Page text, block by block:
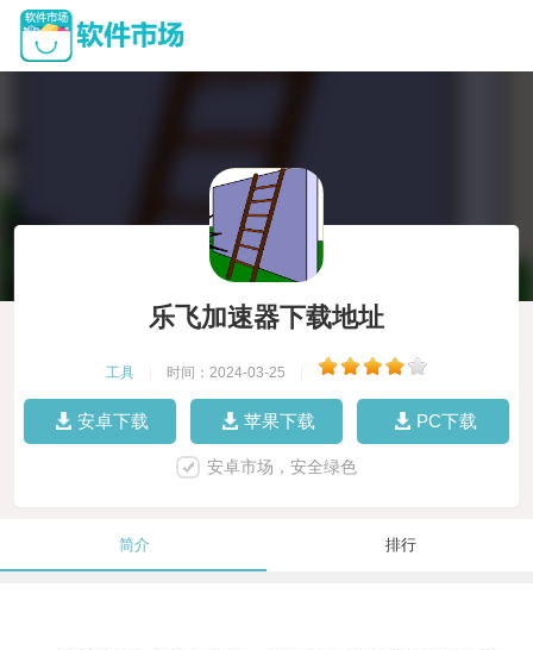
乐飞加速器下载地址
工具 时间：2024-03-25
安卓下载 苹果下载 PC下载
安卓市场，安全绿色
简介 排行